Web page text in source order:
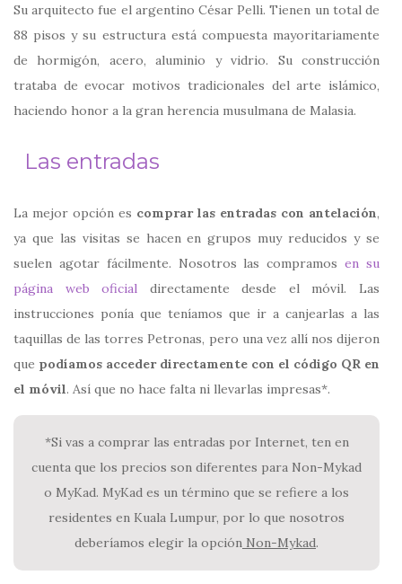
Su arquitecto fue el argentino César Pelli. Tienen un total de
88 pisos y su estructura está compuesta mayoritariamente
de hormigón, acero, aluminio y vidrio. Su construcción
trataba de evocar motivos tradicionales del arte islámico,
haciendo honor a la gran herencia musulmana de Malasia.
Las entradas
La mejor opción es comprar las entradas con antelación,
ya que las visitas se hacen en grupos muy reducidos y se
suelen agotar fácilmente. Nosotros las compramosen su
página web oficial directamente desde el móvil. Las
instrucciones ponía que teníamos que ir a canjearlas a las
taquillas de las torres Petronas, pero una vez allí nos dijeron
que podíamos acceder directamente con el código QR en
el móvil. Así que no hace falta ni llevarlas impresas*.
*Si vas a comprar las entradas por Internet, ten en
cuenta que los precios son diferentes para Non-Mykad
o MyKad. MyKad es un término que se refiere a los
residentes en Kuala Lumpur, por lo que nosotros
deberíamos elegir la opción Non-Mykad.